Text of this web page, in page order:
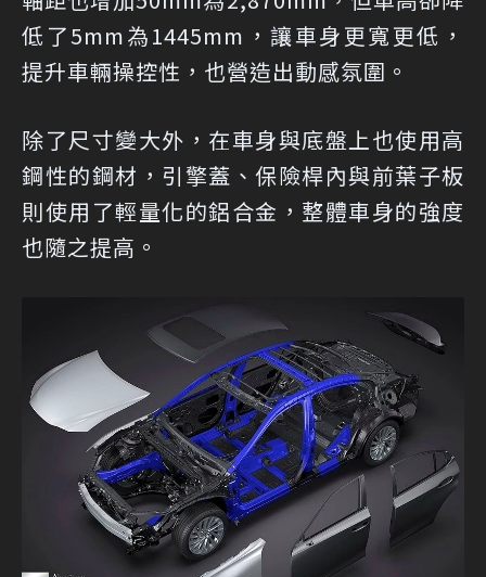
低了5mm為1445mm，讓車身更寬更低，
提升車輛操控性，也營造出動感氛圍。
除了尺寸變大外，在車身與底盤上也使用高
鋼性的鋼材，引擎蓋、保險桿內與前葉子板
則使用了輕量化的鋁合金，整體車身的強度
也隨之提高。